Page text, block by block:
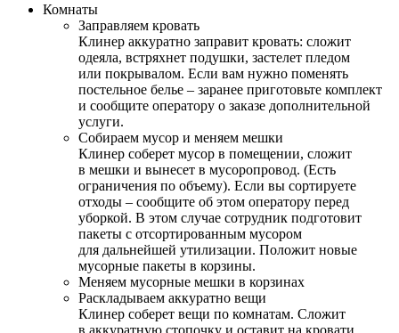
Комнаты
Заправляем кровать
Клинер аккуратно заправит кровать: сложит
одеяла, встряхнет подушки, застелет пледом
или покрывалом. Если вам нужно поменять
постельное белье – заранее приготовьте комплект
и сообщите оператору о заказе дополнительной
услуги.
Собираем мусор и меняем мешки
Клинер соберет мусор в помещении, сложит
в мешки и вынесет в мусоропровод. (Есть
ограничения по объему). Если вы сортируете
отходы – сообщите об этом оператору перед
уборкой. В этом случае сотрудник подготовит
пакеты с отсортированным мусором
для дальнейшей утилизации. Положит новые
мусорные пакеты в корзины.
Меняем мусорные мешки в корзинах
Раскладываем аккуратно вещи
Клинер соберет вещи по комнатам. Сложит
в аккуратную стопочку и оставит на кровати